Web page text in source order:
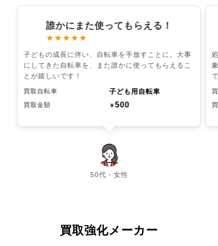
誰かにまた使ってもらえる！
★★★★★
子どもの成長に伴い、自転車を手放すことに。大事
にしてきた自転車を、また誰かに使ってもらえるこ
とが嬉しいです！
買取自転車 子ども用自転車
買取金額 ￥500
50代・女性
chevron_left chevron_right
買取強化メーカー